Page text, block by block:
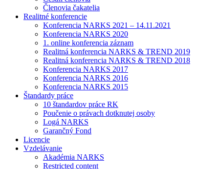
Členovia čakatelia
Realitné konferencie
Konferencia NARKS 2021 – 14.11.2021
Konferencia NARKS 2020
1. online konferencia záznam
Realitná konferencia NARKS & TREND 2019
Realitná konferencia NARKS & TREND 2018
Konferencia NARKS 2017
Konferencia NARKS 2016
Konferencia NARKS 2015
Štandardy práce
10 štandardov práce RK
Poučenie o právach dotknutej osoby
Logá NARKS
Garančný Fond
Licencie
Vzdelávanie
Akadémia NARKS
Restricted content